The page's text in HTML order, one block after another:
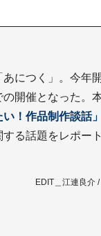
につく」。今年
開催となった。
！作品制作談話」
る話題をレポート
EDIT＿江連良介